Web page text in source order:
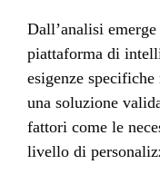
Dall’analisi
piattaforma di
esigenze
una soluzione
fattori come le
livello di